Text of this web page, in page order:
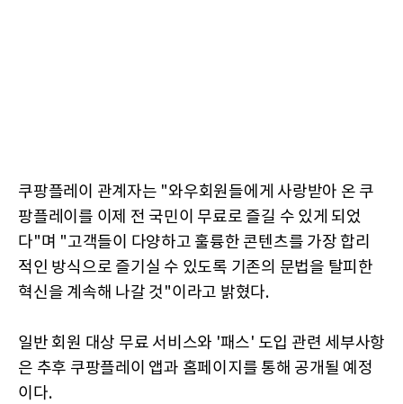
쿠팡플레이 관계자는 "와우회원들에게 사랑받아 온 쿠
팡플레이를 이제 전 국민이 무료로 즐길 수 있게 되었
다"며 "고객들이 다양하고 훌륭한 콘텐츠를 가장 합리
적인 방식으로 즐기실 수 있도록 기존의 문법을 탈피한
혁신을 계속해 나갈 것"이라고 밝혔다.
일반 회원 대상 무료 서비스와 '패스' 도입 관련 세부사항
은 추후 쿠팡플레이 앱과 홈페이지를 통해 공개될 예정
이다.